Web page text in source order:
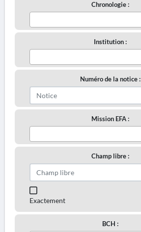
Chronologie :
Institution :
Numéro de la notice :
Mission EFA :
Champ libre :
Exactement
BCH :